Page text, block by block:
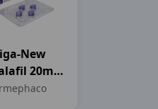
New
20mg
H4vn